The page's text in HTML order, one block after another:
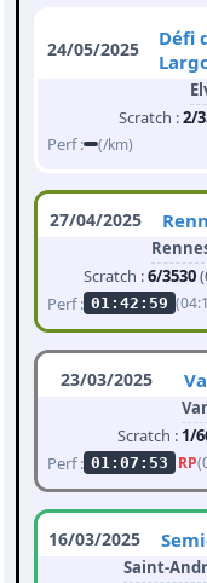
24/05/2025
Défi
Scratch :2/
Perf :
(/km)
27/04/2025
Scratch :6/3530
Perf : 01:42:59
23/03/2025
Scratch : 1/
Perf : 01:07:53 RP
16/03/2025
Saint-